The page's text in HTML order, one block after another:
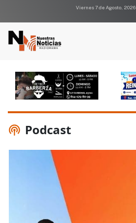
Viernes 7 de Agosto, 2026
Podcast